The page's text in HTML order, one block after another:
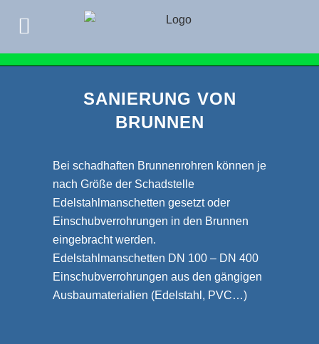
SANIERUNG VON
BRUNNEN
Bei schadhaften Brunnenrohren können je
nach Größe der Schadstelle
Edelstahlmanschetten gesetzt oder
Einschubverrohrungen in den Brunnen
eingebracht werden.
Edelstahlmanschetten DN 100 – DN 400
Einschubverrohrungen aus den gängigen
Ausbaumaterialien (Edelstahl, PVC…)